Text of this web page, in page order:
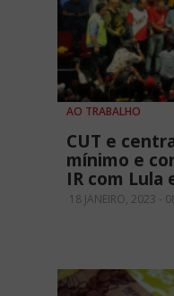
AO TRABALHO
CUT e
mínimo e
IR com Lula
18 JANEIRO, 2023 -